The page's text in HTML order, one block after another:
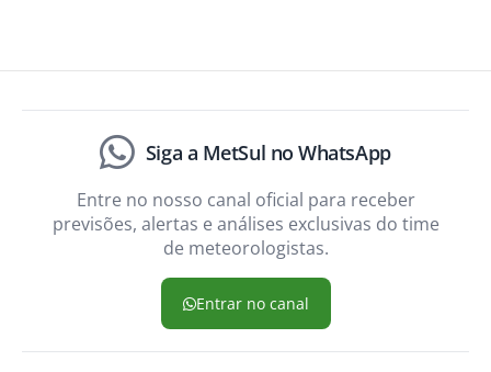
Siga a MetSul no WhatsApp
Entre no nosso canal oficial para receber
previsões, alertas e análises exclusivas do time
de meteorologistas.
Entrar no canal